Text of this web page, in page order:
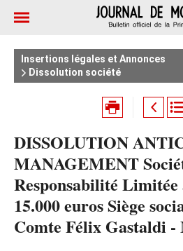
Insertions légales et Annonces
Dissolution société
DISSOLUTION
MANAGEMENT
Responsabilité
15.000 euros Siège
Comte Félix Gastaldi -